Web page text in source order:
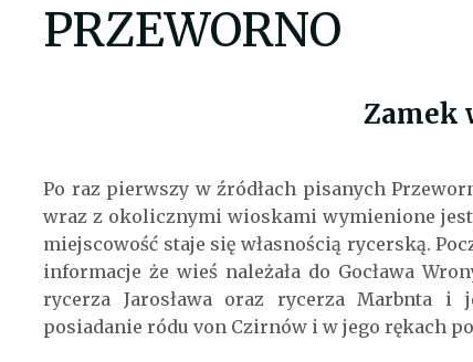
PRZEWORNO
Zamek
Po raz pierwszy w źródłach pisanych
wraz z okolicznymi wioskami wymienione
miejscowość staje się własnością rycerską.
informacje że wieś należała do Gocława
rycerza Jarosława oraz rycerza Marbnta i
posiadanie ródu von Czirnów i w jego rękach